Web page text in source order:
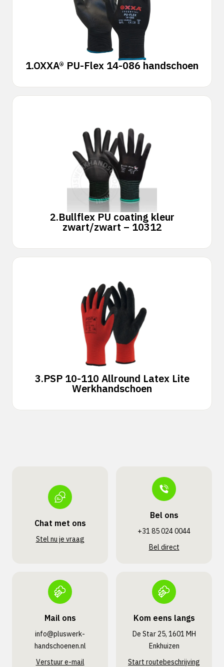
1.OXXA® PU-Flex 14-086 handschoen
2.Bullflex PU coating kleur
zwart/zwart – 10312
3.PSP 10-110 Allround Latex Lite
Werkhandschoen
Chat met ons
Stel nu je vraag
Bel ons
+31 85 024 0044
Bel direct
Mail ons
info@pluswerk­
handschoenen.nl
Verstuur e-mail
Kom eens langs
De Star 25, 1601 MH
Enkhuizen
Start routebeschrijving